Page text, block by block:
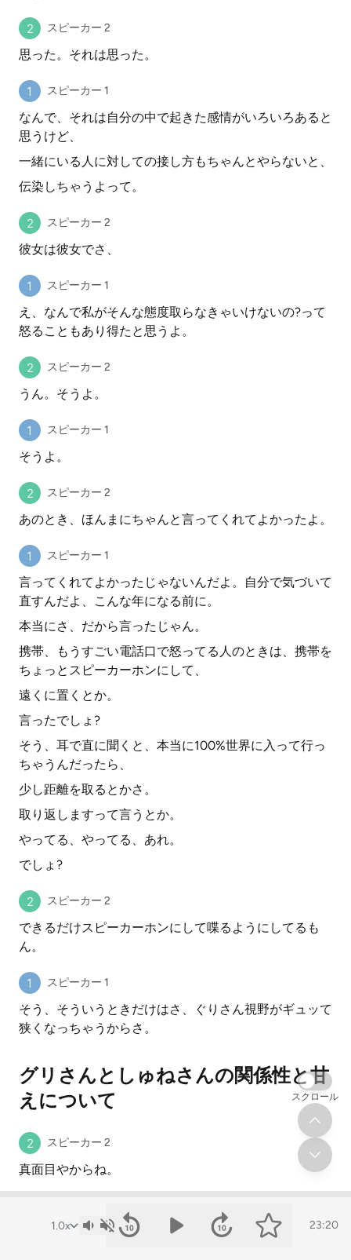
スピーカー 2
思った。それは思った。
スピーカー 1
なんで、それは自分の中で起きた感情がいろいろあると
思うけど、
一緒にいる人に対しての接し方もちゃんとやらないと、
伝染しちゃうよって。
スピーカー 2
彼女は彼女でさ、
スピーカー 1
え、なんで私がそんな態度取らなきゃいけないの?って
怒ることもあり得たと思うよ。
スピーカー 2
うん。そうよ。
スピーカー 1
そうよ。
スピーカー 2
あのとき、ほんまにちゃんと言ってくれてよかったよ。
スピーカー 1
言ってくれてよかったじゃないんだよ。自分で気づいて
直すんだよ、こんな年になる前に。
本当にさ、だから言ったじゃん。
携帯、もうすごい電話口で怒ってる人のときは、携帯を
ちょっとスピーカーホンにして、
遠くに置くとか。
言ったでしょ?
そう、耳で直に聞くと、本当に100%世界に入って行っ
ちゃうんだったら、
少し距離を取るとかさ。
取り返しますって言うとか。
やってる、やってる、あれ。
でしょ?
スピーカー 2
できるだけスピーカーホンにして喋るようにしてるも
ん。
スピーカー 1
そう、そういうときだけはさ、ぐりさん視野がギュッて
狭くなっちゃうからさ。
グリさんとしゅねさんの関係性と甘
えについて
スピーカー 2
真面目やからね。
真面目というか、まあ不器用というか、逆なのよ。
23:20
スクロール